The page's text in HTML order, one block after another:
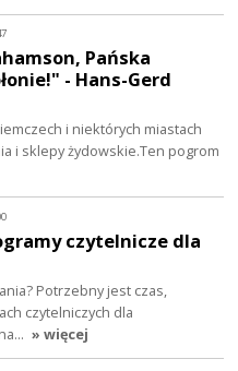
Pańska
- Hans-Gerd
i niektórych miastach
i sklepy żydowskie.Ten pogrom
czytelnicze dla
Potrzebny jest czas,
czytelniczych dla
» więcej